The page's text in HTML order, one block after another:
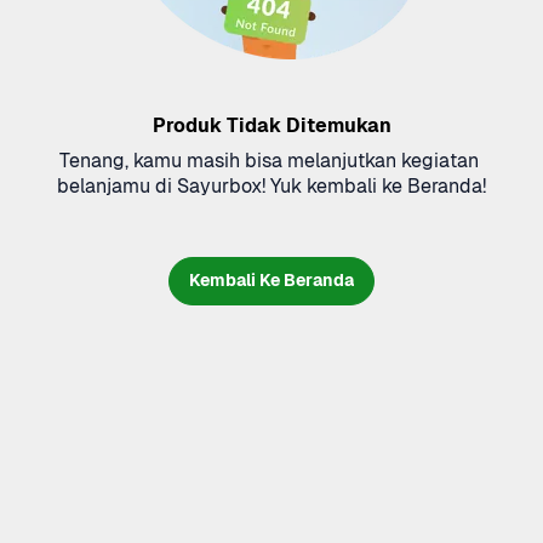
Produk Tidak Ditemukan
Tenang, kamu masih bisa melanjutkan kegiatan
belanjamu di Sayurbox! Yuk kembali ke Beranda!
Kembali Ke Beranda